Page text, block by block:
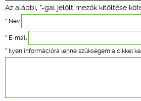
ÉPÍTÉSI JOG
ONLINE
TERVEZÉSI
Az alábbi, *-gal jelölt mezők kitöltése
* Név
* E-mail
* Ilyen információra lenne szükségem a cikkel